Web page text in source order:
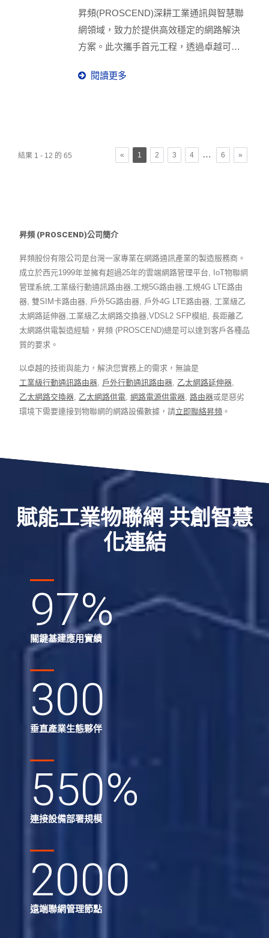
昇頻(PROSCEND)深耕工業通訊與智慧聯
網領域，致力於提供高效穩定的網路解決
方案。此次攜手首元工程，透過卓越可靠
改善台灣火力發電廠因佈線距離過長所造
閱讀更多
結果 1 - 12 的 65 « 1 2 3 4 … 6 »
昇頻 (PROSCEND)公司簡介
昇頻股份有限公司是台灣一家專業在網路通訊產業的製造服務商。
成立於西元1999年並擁有超過25年的雲端網路管理平台, IoT物聯網
管理系統,工業級行動通訊路由器,工規5G路由器,工規4G LTE路由
器, 雙SIM卡路由器, 戶外5G路由器, 戶外4G LTE路由器, 工業級乙
太網路延伸器,工業級乙太網路交換器,VDSL2 SFP模組, 長距離乙
太網路供電製造經驗，昇頻 (PROSCEND)總是可以達到客戶各種品
質的要求。
以卓越的技術與能力，解決您實務上的需求，無論是
工業級行動通訊路由器, 戶外行動通訊路由器, 乙太網路延伸器,
乙太網路交換器, 乙太網路供電, 網路電源供電器, 路由器或是惡劣
環境下需要連接到物聯網的網路設備數據，請立即聯絡昇頻 。
賦能工業物聯網 共創智慧
化連結
97%
關鍵基建應用實績
300
垂直產業生態夥伴
550%
連接設備部署規模
2000
遠端聯網管理節點